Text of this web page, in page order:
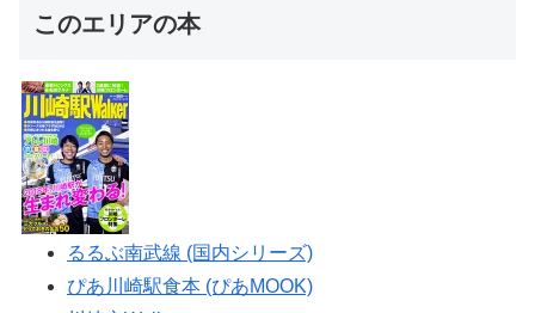
このエリアの本
るるぶ南武線 (国内シリーズ)
ぴあ川崎駅食本 (ぴあMOOK)